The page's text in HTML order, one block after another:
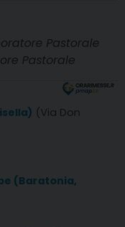
Pastorale
Pastorale
(Via Don
(Baratonia,